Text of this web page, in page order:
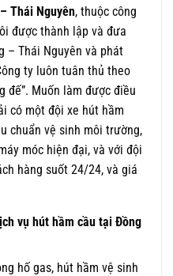
Thái Nguyên, thuộc công
được thành lập và đưa
– Thái Nguyên và phát
ty luôn tuân thủ theo
đế”. Muốn làm được điều
có một đội xe hút hầm
chuẩn vệ sinh môi trường,
móc hiện đại, và với đội
hàng suốt 24/24, và giá
vụ hút hầm cầu tại Đồng
hố gas, hút hầm vệ sinh